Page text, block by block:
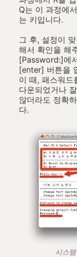
Q는 이 과정에
는 키입니다.
그 후, 설정이
해서 확인을 해
[Password:]에
[enter] 버튼을
이 때, 패스워드
다운되었거나
않더라도 정확
다.
시스